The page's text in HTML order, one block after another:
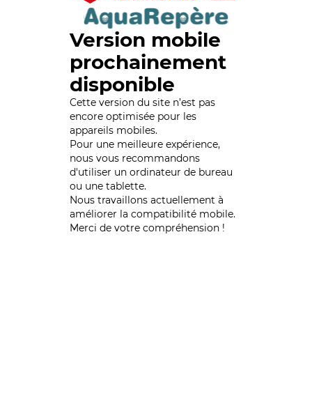
Version mobile
prochainement
disponible
Cette version du site n’est pas
encore optimisée pour les
appareils mobiles.
Pour une meilleure expérience,
nous vous recommandons
d'utiliser un ordinateur de bureau
ou une tablette.
Nous travaillons actuellement à
améliorer la compatibilité mobile.
Merci de votre compréhension !